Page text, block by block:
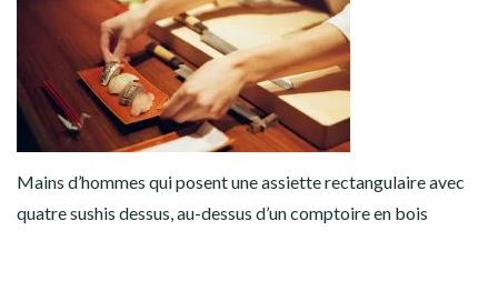
Mains d’hommes qui posent une assiette rectangulaire avec
quatre sushis dessus, au-dessus d’un comptoire en bois